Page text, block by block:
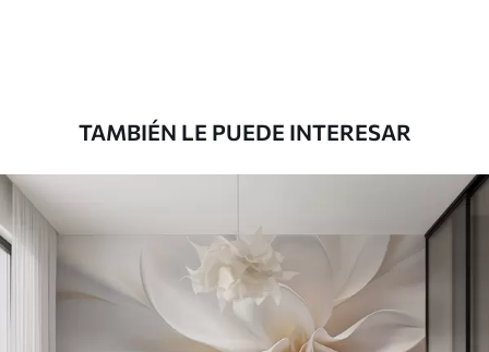
Peel and Stick
12.77$7.66/sq ft
TAMBIÉN LE PUEDE INTERESAR